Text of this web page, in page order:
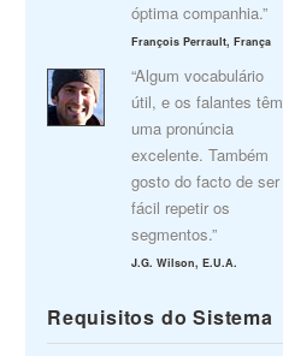
óptima companhia.”
François Perrault, França
“Algum vocabulário
útil, e os falantes têm
uma pronúncia
excelente. Também
gosto do facto de ser
fácil repetir os
segmentos.”
J.G. Wilson, E.U.A.
Requisitos do Sistema